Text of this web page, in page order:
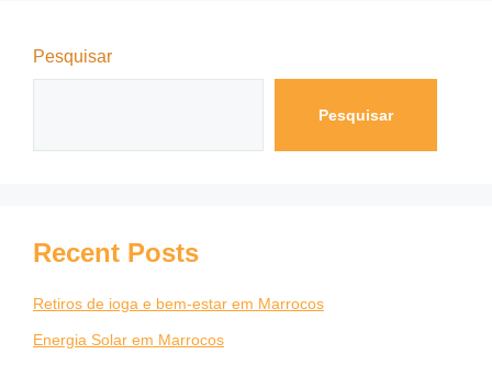
Pesquisar
Pesquisar
Recent Posts
Retiros de ioga e bem-estar em Marrocos
Energia Solar em Marrocos